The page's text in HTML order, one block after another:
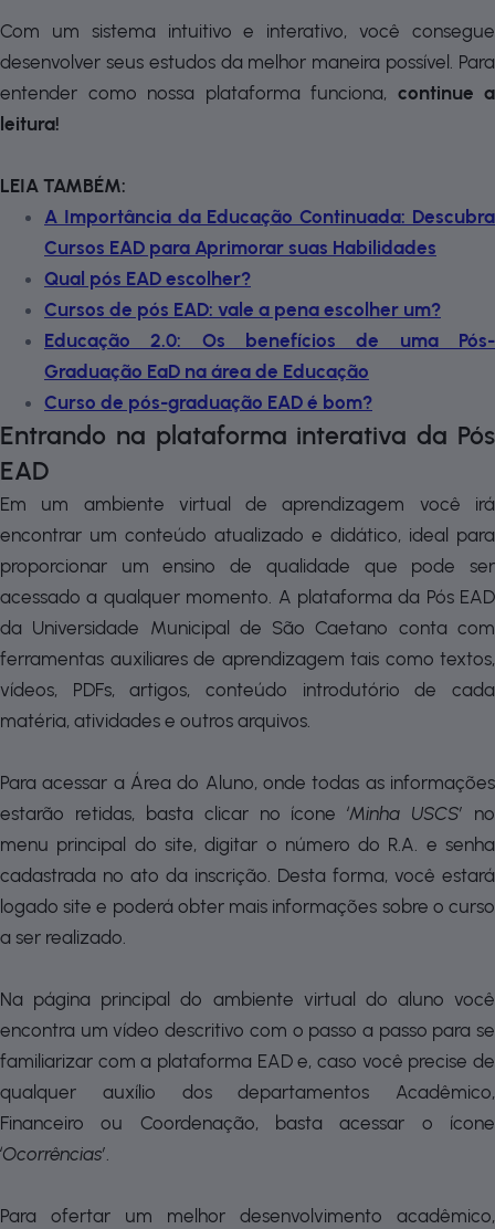
Com um sistema intuitivo e interativo, você consegue
desenvolver seus estudos da melhor maneira possível. Para
entender como nossa plataforma funciona, continue a
leitura!
LEIA TAMBÉM:
A Importância da Educação Continuada: Descubra
Cursos EAD para Aprimorar suas Habilidades
Qual pós EAD escolher?
Cursos de pós EAD: vale a pena escolher um?
Educação 2.0: Os benefícios de uma Pós-
Graduação EaD na área de Educação
Curso de pós-graduação EAD é bom?
Entrando na plataforma interativa da Pós
EAD
Em um ambiente virtual de aprendizagem você irá
encontrar um conteúdo atualizado e didático, ideal para
proporcionar um ensino de qualidade que pode ser
acessado a qualquer momento. A plataforma da Pós EAD
da Universidade Municipal de São Caetano conta com
ferramentas auxiliares de aprendizagem tais como textos,
vídeos, PDFs, artigos, conteúdo introdutório de cada
matéria, atividades e outros arquivos.
Para acessar a Área do Aluno, onde todas as informações
estarão retidas, basta clicar no ícone‘Minha USCS’ no
menu principal do site, digitar o número do R.A. e senha
cadastrada no ato da inscrição. Desta forma, você estará
logado site e poderá obter mais informações sobre o curso
a ser realizado.
Na página principal do ambiente virtual do aluno você
encontra um vídeo descritivo com o passo a passo para se
familiarizar com a plataforma EAD e, caso você precise de
qualquer auxílio dos departamentos Acadêmico,
Financeiro ou Coordenação, basta acessar o ícone
‘Ocorrências’.
Para ofertar um melhor desenvolvimento acadêmico,